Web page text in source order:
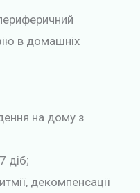
в домашніх
на дому з
діб;
декомпенсації